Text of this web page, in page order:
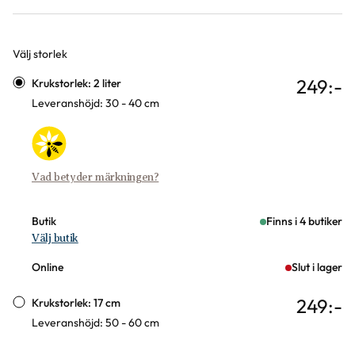
Välj storlek
Varianter
Krukstorlek: 2 liter
Leveranshöjd: 30 - 40 cm
Vad betyder märkningen?
249:-
Butik Finns i 4 butiker
Välj butik
Online Slut i lager
Krukstorlek: 17 cm
Leveranshöjd: 50 - 60 cm
249:-